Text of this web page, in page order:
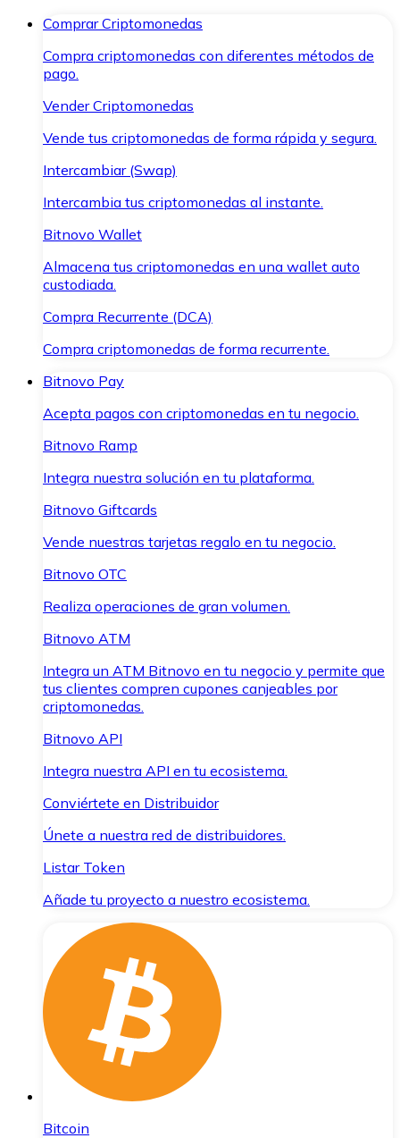
Comprar Criptomonedas
Compra criptomonedas con diferentes métodos de
pago.
Vender Criptomonedas
Vende tus criptomonedas de forma rápida y segura.
Intercambiar (Swap)
Intercambia tus criptomonedas al instante.
Bitnovo Wallet
Almacena tus criptomonedas en una wallet auto
custodiada.
Compra Recurrente (DCA)
Compra criptomonedas de forma recurrente.
Bitnovo Pay
Acepta pagos con criptomonedas en tu negocio.
Bitnovo Ramp
Integra nuestra solución en tu plataforma.
Bitnovo Giftcards
Vende nuestras tarjetas regalo en tu negocio.
Bitnovo OTC
Realiza operaciones de gran volumen.
Bitnovo ATM
Integra un ATM Bitnovo en tu negocio y permite que
tus clientes compren cupones canjeables por
criptomonedas.
Bitnovo API
Integra nuestra API en tu ecosistema.
Conviértete en Distribuidor
Únete a nuestra red de distribuidores.
Listar Token
Añade tu proyecto a nuestro ecosistema.
Bitcoin